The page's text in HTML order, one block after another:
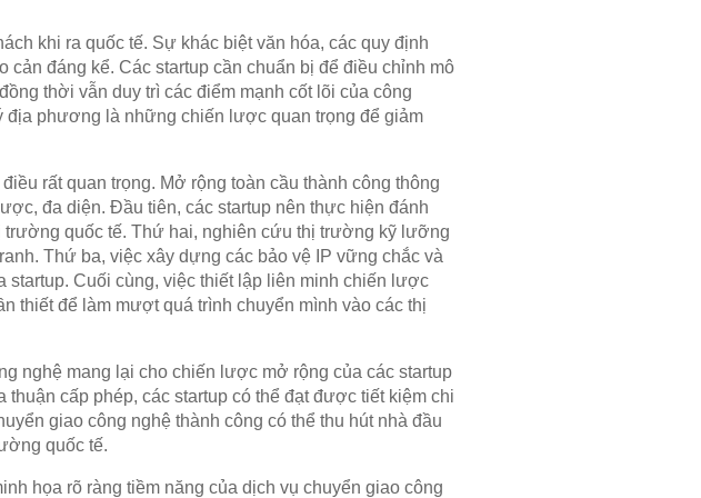
khi ra quốc tế. Sự khác biệt văn hóa, các quy định
đáng kể. Các startup cần chuẩn bị để điều chỉnh mô
thời vẫn duy trì các điểm mạnh cốt lõi của công
phương là những chiến lược quan trọng để giảm
rất quan trọng. Mở rộng toàn cầu thành công thông
đa diện. Đầu tiên, các startup nên thực hiện đánh
quốc tế. Thứ hai, nghiên cứu thị trường kỹ lưỡng
Thứ ba, việc xây dựng các bảo vệ IP vững chắc và
startup. Cuối cùng, việc thiết lập liên minh chiến lược
thiết để làm mượt quá trình chuyển mình vào các thị
nghệ mang lại cho chiến lược mở rộng của các startup
cấp phép, các startup có thể đạt được tiết kiệm chi
giao công nghệ thành công có thể thu hút nhà đầu
quốc tế.
họa rõ ràng tiềm năng của dịch vụ chuyển giao công